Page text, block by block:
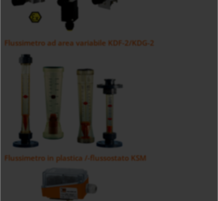
Flussimetro ad area variabile KDF-2/KDG-2
Flussimetro in plastica /-flussostato KSM